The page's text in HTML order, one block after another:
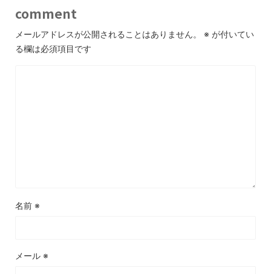
comment
メールアドレスが公開されることはありません。 ※ が付いてい
る欄は必須項目です
名前 ※
メール ※